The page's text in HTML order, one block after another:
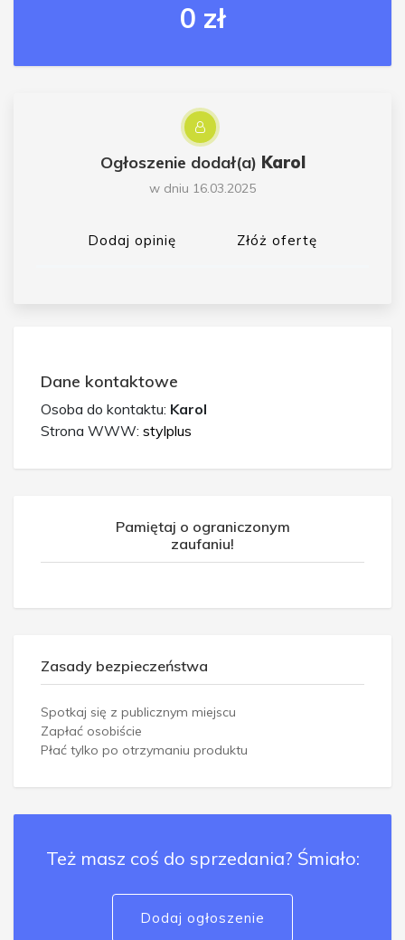
0 zł
Ogłoszenie dodał(a) Karol
w dniu 16.03.2025
Dodaj opinię Złóż ofertę
Dane kontaktowe
Osoba do kontaktu: Karol
Strona WWW: stylplus
Pamiętaj o ograniczonym
zaufaniu!
Zasady bezpieczeństwa
Spotkaj się z publicznym miejscu
Zapłać osobiście
Płać tylko po otrzymaniu produktu
Też masz coś do sprzedania? Śmiało:
Dodaj ogłoszenie